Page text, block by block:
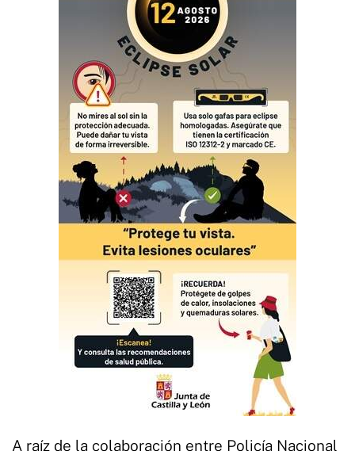
A raíz de la colaboración entre Policía Nacional